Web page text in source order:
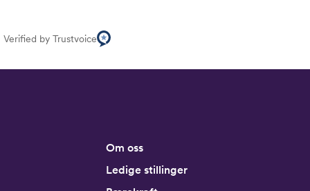
Verified by Trustvoice
Om oss
Ledige stillinger